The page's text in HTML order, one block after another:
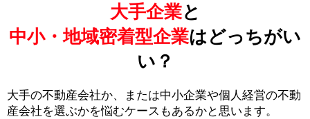
大手企業と
中小・地域密着型企業はどっちがい
い？
大手の不動産会社か、または中小企業や個人経営の不動
産会社を選ぶかを悩むケースもあるかと思います。